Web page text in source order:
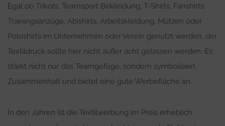
Egal ob Trikots, Teamsport Bekleidung, T-Shirts, Fanshirts,
Trainingsanzüge, Abishirts, Arbeitskleidung, Mützen oder
Poloshirts im Unternehmen oder Verein genutzt werden, der
Textildruck sollte hier nicht außer acht gelassen werden. Es
stärkt nicht nur das Teamgefüge, sondern symbolisiert
Zusammenhalt und bietet eine gute Werbefläche an.
In den Jahren ist die Textilwerbung im Preis erheblich